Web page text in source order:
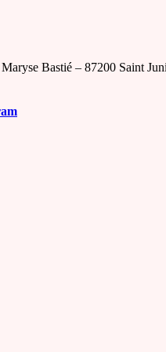
Bastié – 87200 Saint